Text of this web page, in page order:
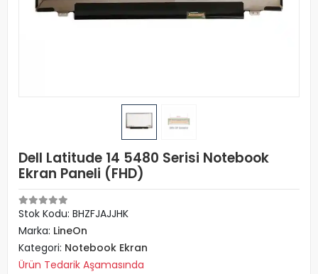
Dell Latitude 14 5480 Serisi Notebook
Ekran Paneli (FHD)
Stok Kodu: BHZFJAJJHK
Marka: LineOn
Kategori: Notebook Ekran
Ürün Tedarik Aşamasında